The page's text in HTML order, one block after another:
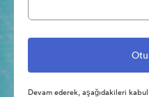
Devam ederek, aşağıdakileri